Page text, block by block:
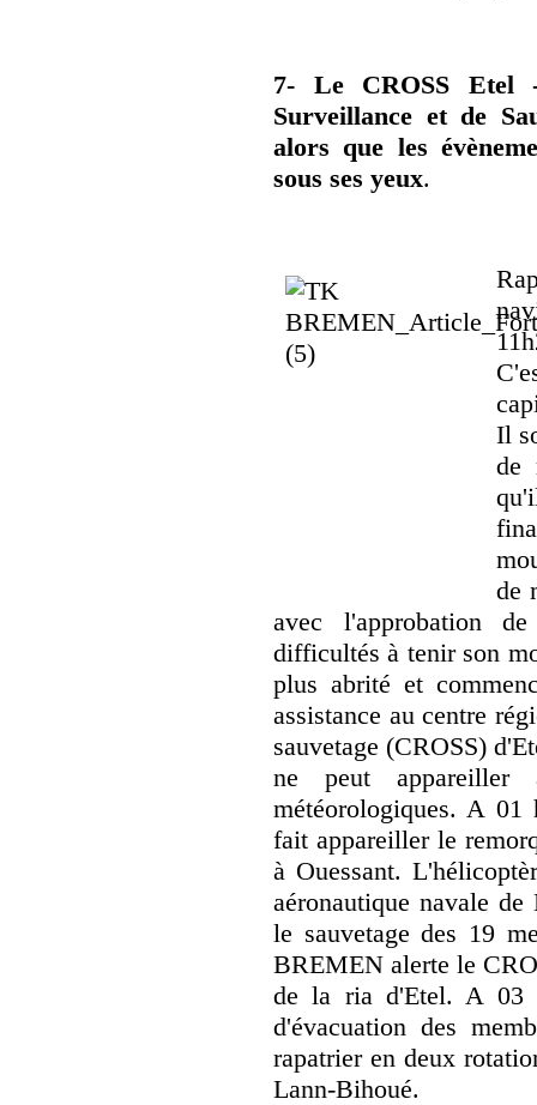
7- Le CROSS Etel
Surveillance et de
alors que les
sous ses yeux.
Il
de
de
avec l'approbation
difficultés à tenir son
plus abrité et
assistance au centre
sauvetage (CROSS)
ne peut appareiller
météorologiques. A
fait appareiller le
à Ouessant.
aéronautique navale
le sauvetage des 19
BREMEN alerte le
de la ria d'Etel. A 03
d'évacuation des
rapatrier en deux
Lann-Bihoué.